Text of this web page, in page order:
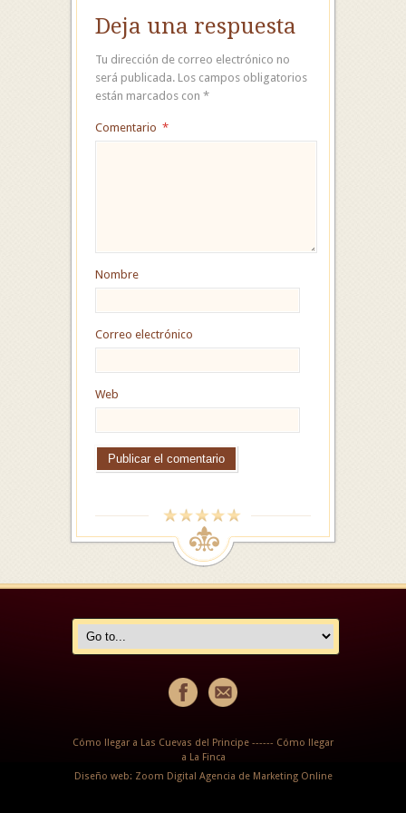
Deja una respuesta
Tu dirección de correo electrónico no
será publicada. Los campos obligatorios
están marcados con *
Comentario *
Nombre
Correo electrónico
Web
Cómo llegar a Las Cuevas del Principe ------ Cómo llegar
a La Finca
Diseño web: Zoom Digital Agencia de Marketing Online